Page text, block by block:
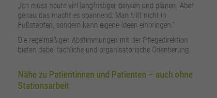
„Ich muss heute viel langfristiger denken und planen. Aber
genau das macht es spannend: Man tritt nicht in
Fußstapfen, sondern kann eigene Ideen einbringen.“
Die regelmäßigen Abstimmungen mit der Pflegedirektion
bieten dabei fachliche und organisatorische Orientierung.
Nähe zu Patientinnen und Patienten – auch ohne
Stationsarbeit